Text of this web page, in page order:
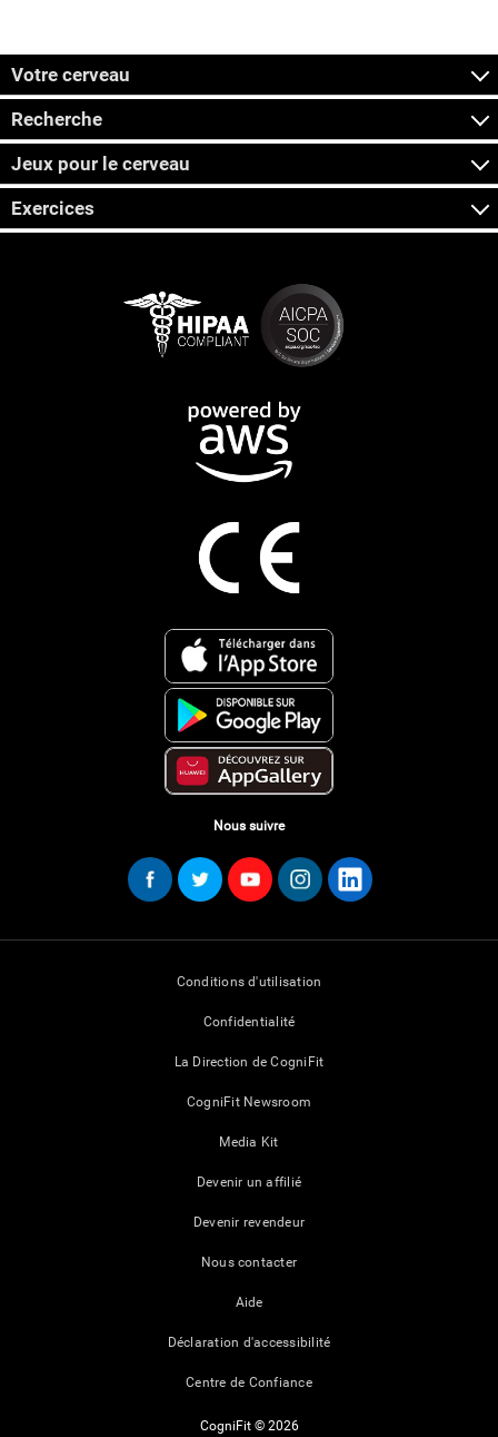
Votre cerveau
Recherche
Jeux pour le cerveau
Exercices
Nous suivre
Conditions d'utilisation
Confidentialité
La Direction de CogniFit
CogniFit Newsroom
Media Kit
Devenir un affilié
Devenir revendeur
Nous contacter
Aide
Déclaration d'accessibilité
Centre de Confiance
CogniFit © 2026